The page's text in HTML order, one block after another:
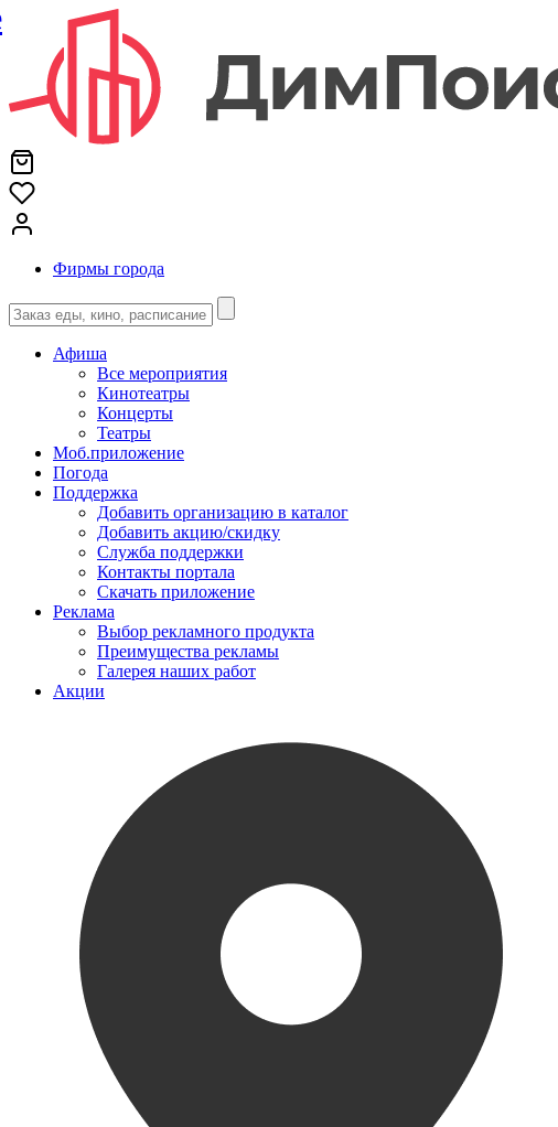
Фирмы города
Афиша
Все мероприятия
Кинотеатры
Концерты
Театры
Моб.приложение
Погода
Поддержка
Добавить организацию в каталог
Добавить акцию/скидку
Служба поддержки
Контакты портала
Скачать приложение
Реклама
Выбор рекламного продукта
Преимущества рекламы
Галерея наших работ
Акции